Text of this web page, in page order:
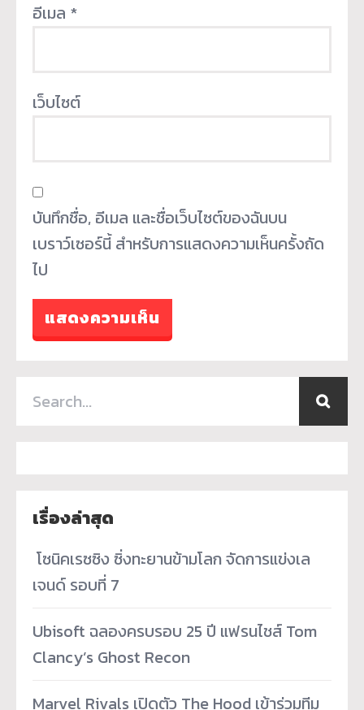
อีเมล *
เว็บไซต์
บันทึกชื่อ, อีเมล และชื่อเว็บไซต์ของฉันบน
เบราว์เซอร์นี้ สำหรับการแสดงความเห็นครั้งถัด
ไป
เรื่องล่าสุด
­ โซนิคเรซซิง ซิ่งทะยานข้ามโลก จัดการแข่งเล
เจนด์ รอบที่ 7
Ubisoft ฉลองครบรอบ 25 ปี แฟรนไชส์ Tom
Clancy’s Ghost Recon
Marvel Rivals เปิดตัว The Hood เข้าร่วมทีม